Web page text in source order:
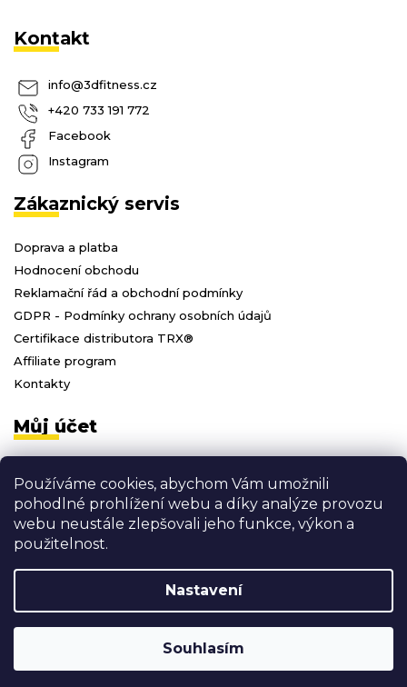
Používáme cookies, abychom Vám umožnili
pohodlné prohlížení webu a díky analýze provozu
webu neustále zlepšovali jeho funkce, výkon a
použitelnost.
Nastavení
Souhlasím
Kontakt
info@3dfitness.cz
+420 733 191 772
Facebook
Instagram
Zákaznický servis
Doprava a platba
Hodnocení obchodu
Reklamační řád a obchodní podmínky
GDPR - Podmínky ochrany osobních údajů
Certifikace distributora TRX®
Affiliate program
Kontakty
Můj účet
Registrace
Moje objednávky
Odhlásit se
Vytvořil Shoptet
Copyright 20263D FITNESS. Všechna práva vyhrazena.
Grafický návrh vytvořil a nakódoval